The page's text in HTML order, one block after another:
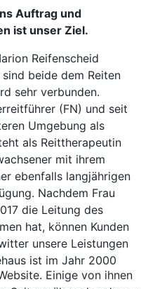
Auftrag und
ist unser Ziel.
Reifenscheid
beide dem Reiten
sehr verbunden.
(FN) und seit
Umgebung als
als Reittherapeutin
mit ihrem
ebenfalls langjährigen
Nachdem Frau
die Leitung des
hat, können Kunden
unsere Leistungen
ist im Jahr 2000
Einige von ihnen